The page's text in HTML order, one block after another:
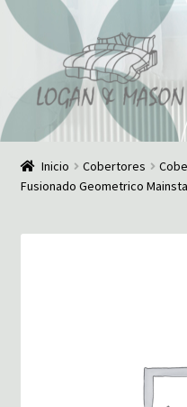
Ir
navegación
Ir
contenido
Inicio
¿Quiénes somos?
Comunícate con nosotros
Inicio Cobertores
Fusionado Geometrico